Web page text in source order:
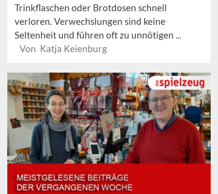
Trinkflaschen oder Brotdosen schnell
verloren. Verwechslungen sind keine
Seltenheit und führen oft zu unnötigen ...
Von Katja Keienburg